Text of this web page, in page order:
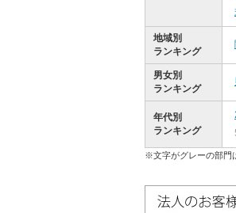
地域別
ランキング
男女別
ランキング
年代別
ランキング
※文字がグレーの部門